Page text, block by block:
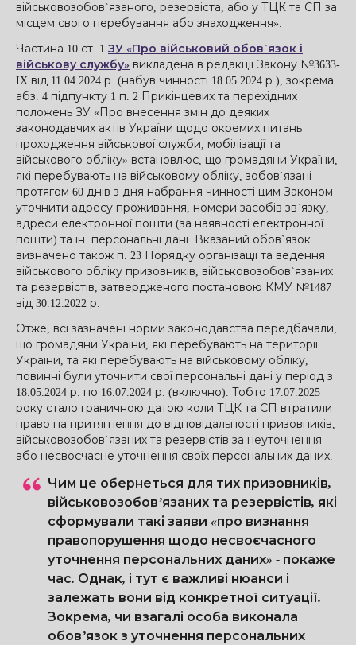
військовозобов`язаного, резервіста, або у ТЦК та СП за
місцем свого перебування або знаходження».
Частина 10 ст. 1 ЗУ «Про військовий обов`язок і
військову службу» викладена в редакції Закону №3633-
IX від 11.04.2024 р. (набув чинності 18.05.2024 р.), зокрема
абз. 4 підпункту 1 п. 2 Прикінцевих та перехідних
положень ЗУ «Про внесення змін до деяких
законодавчих актів України щодо окремих питань
проходження військової служби, мобілізації та
військового обліку» встановлює, що громадяни України,
які перебувають на військовому обліку, зобов`язані
протягом 60 днів з дня набрання чинності цим Законом
уточнити адресу проживання, номери засобів зв`язку,
адреси електронної пошти (за наявності електронної
пошти) та ін. персональні дані. Вказаний обов`язок
визначено також п. 23 Порядку організації та ведення
військового обліку призовників, військовозобов`язаних
та резервістів, затвердженого постановою КМУ №1487
від 30.12.2022 р.
Отже, всі зазначені норми законодавства передбачали,
що громадяни України, які перебувають на території
України, та які перебувають на військовому обліку,
повинні були уточнити свої персональні дані у період з
18.05.2024 р. по 16.07.2024 р. (включно). Тобто 17.07.2025
року стало граничною датою коли ТЦК та СП втратили
право на притягнення до відповідальності призовників,
військовозобов`язаних та резервістів за неуточнення
або несвоєчасне уточнення своїх персональних даних.
Чим це обернеться для тих призовників,
військовозобов’язаних та резервістів, які
сформували такі заяви «про визнання
правопорушення щодо несвоєчасного
уточнення персональних даних» - покаже
час. Однак, і тут є важливі нюанси і
залежать вони від конкретної ситуації.
Зокрема, чи взагалі особа виконала
обов’язок з уточнення персональних